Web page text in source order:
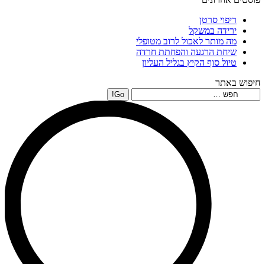
ריפוי סרטן
ירידה במשקל
מה מותר לאכול לרוב מטופלי
שיחת הרגעה והפחתת חרדה
טיול סוף הקיץ בגליל העליון
חיפוש באתר
Search: